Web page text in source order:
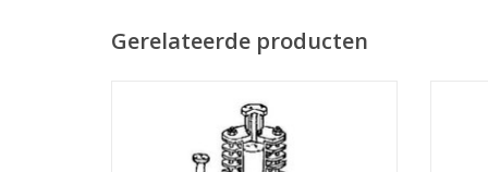
Gerelateerde producten
Schaal 1 : N/A (60.10.001)
TOEVOEGEN AAN WINKELWAGEN